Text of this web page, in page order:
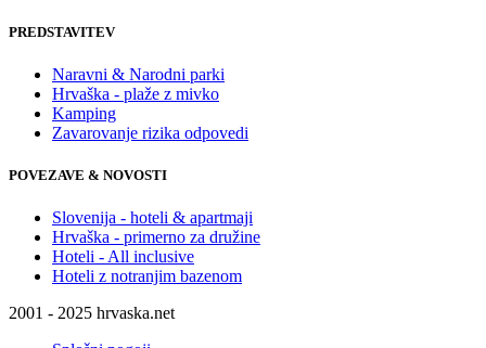
PREDSTAVITEV
Naravni & Narodni parki
Hrvaška - plaže z mivko
Kamping
Zavarovanje rizika odpovedi
POVEZAVE & NOVOSTI
Slovenija - hoteli & apartmaji
Hrvaška - primerno za družine
Hoteli - All inclusive
Hoteli z notranjim bazenom
2001 - 2025 hrvaska.net